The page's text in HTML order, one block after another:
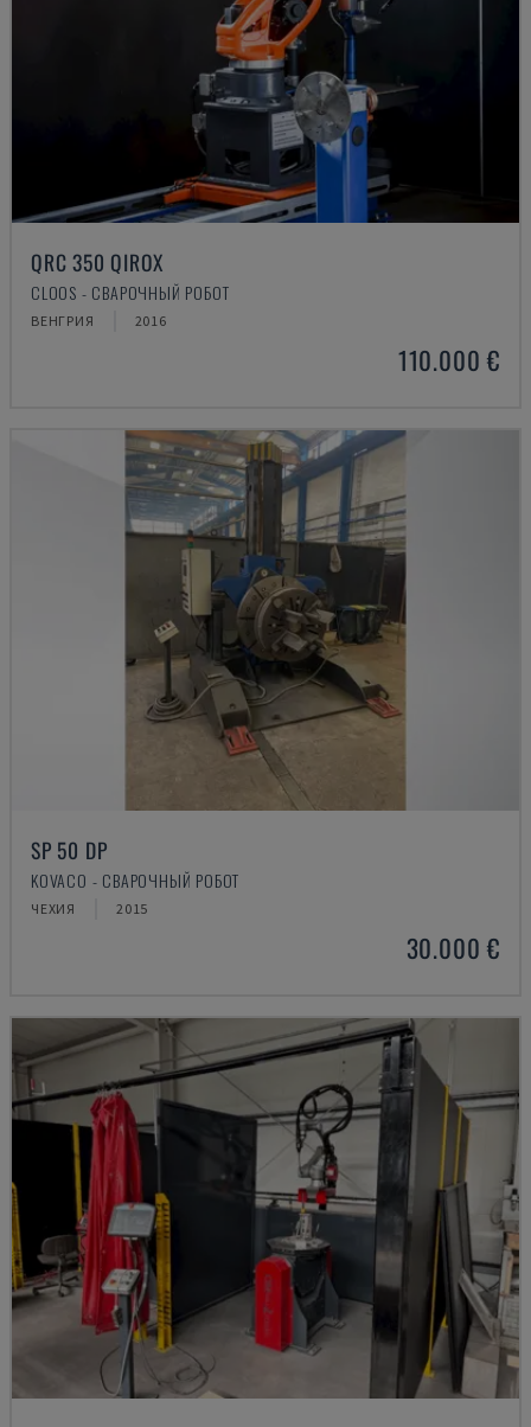
QRC 350 QIROX
CLOOS - СВАРОЧНЫЙ РОБОТ
ВЕНГРИЯ 2016
110.000 €
SP 50 DP
KOVACO - СВАРОЧНЫЙ РОБОТ
ЧЕХИЯ 2015
30.000 €